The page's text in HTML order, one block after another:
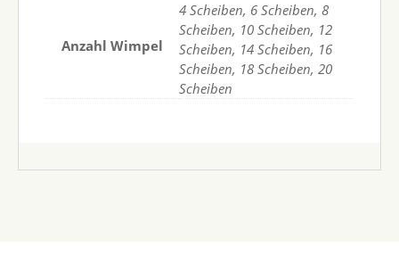
Anzahl Wimpel
4 Scheiben, 6 Scheiben, 8
Scheiben, 10 Scheiben, 12
Scheiben, 14 Scheiben, 16
Scheiben, 18 Scheiben, 20
Scheiben